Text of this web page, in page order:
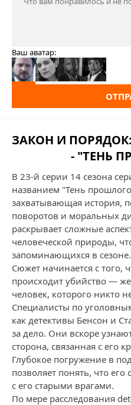
Ваш аватар:
ЗАКОН И ПОРЯДОК:
- "ТЕНЬ
В 23-й серии 14 сезона
названием "Тень
захватывающая история,
поворотов и моральных
раскрывает сложные
человеческой природы,
запоминающихся в сезоне.
Сюжет начинается с того,
происходит убийство —
человек, которого никто
Специалисты по
как детективы Бенсон и
за дело. Они вскоре
сторона, связанная с
Глубокое погружение в
позволяет понять, что
с его старыми врагами.
По мере расследования